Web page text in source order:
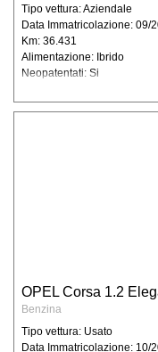
possono
tutelare in
alla
ecc..)
sua
che il
Tipo vettura: Aziendale
Data Immatricolazione: 09/
Km: 36.431
Alimentazione: Ibrido
Neopatentati: Si
OPEL Corsa 1.2
Benzina
Tipo vettura: Usato
Data Immatricolazione: 10/